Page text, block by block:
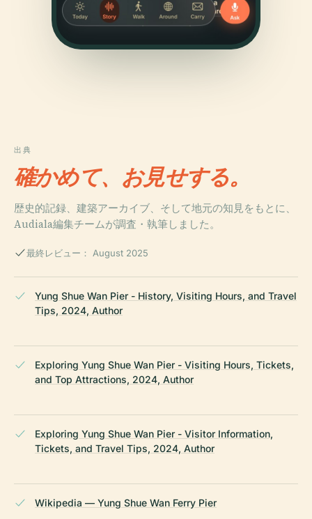
出典
確かめて、お見せする。
歴史的記録、建築アーカイブ、そして地元の知見をもとに、
Audiala編集チームが調査・執筆しました。
最終レビュー： August 2025
Yung Shue Wan Pier - History, Visiting Hours, and Travel
Tips, 2024, Author
Exploring Yung Shue Wan Pier - Visiting Hours, Tickets,
and Top Attractions, 2024, Author
Exploring Yung Shue Wan Pier - Visitor Information,
Tickets, and Travel Tips, 2024, Author
Wikipedia — Yung Shue Wan Ferry Pier